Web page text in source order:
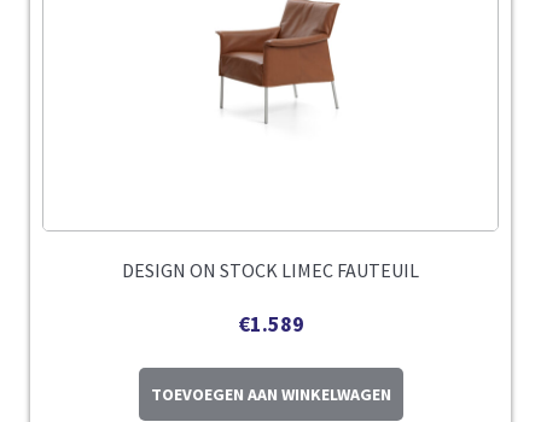
DESIGN ON STOCK LIMEC FAUTEUIL
€1.589
TOEVOEGEN AAN WINKELWAGEN